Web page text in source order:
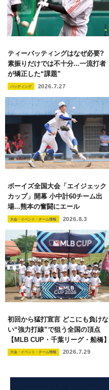
ティーバッティングはなぜ必要?
素振りだけでは不十分...一流打者
が矯正した“課題”
バッティング 2026.7.27
ボーイズ全国大会「エイジェック
カップ」開幕 小中計60チーム出
場...熊本の奮闘にエール
大会・イベント・チーム情報 2026.8.3
初回から猛打宣言 どこにも負けな
い“強力打線”で狙う全国の頂点
【MLB CUP・千葉リーグ・船橋】
大会・イベント・チーム情報 2026.7.29